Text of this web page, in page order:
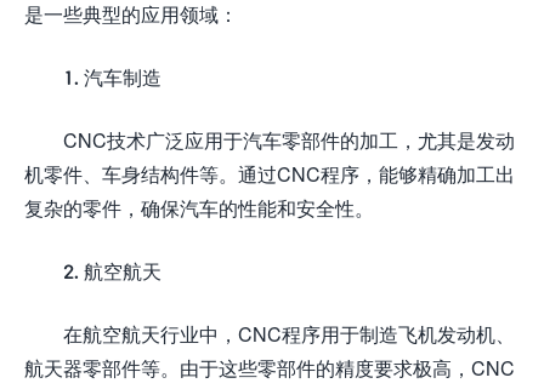
是一些典型的应用领域：
1. 汽车制造
CNC技术广泛应用于汽车零部件的加工，尤其是发动
机零件、车身结构件等。通过CNC程序，能够精确加工出
复杂的零件，确保汽车的性能和安全性。
2. 航空航天
在航空航天行业中，CNC程序用于制造飞机发动机、
航天器零部件等。由于这些零部件的精度要求极高，CNC